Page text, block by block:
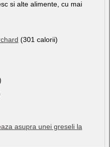
si alte alimente, cu mai
(301 calorii)
asupra unei greseli la